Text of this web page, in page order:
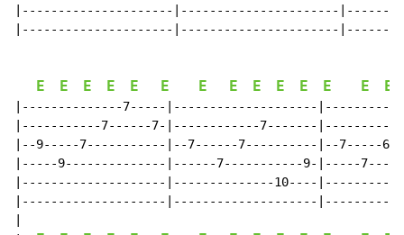
|---------------------|----------------------
|---------------------|----------------------
E E E E E E E E E E E E E E
|--------------7-----|--------------------
|-----------7------7-|------------7-------
|--9-----7-----------|--7------7----------|--7-----
|-----9--------------|------7-----------9-|-----
|--------------------|--------------10----
|--------------------|--------------------